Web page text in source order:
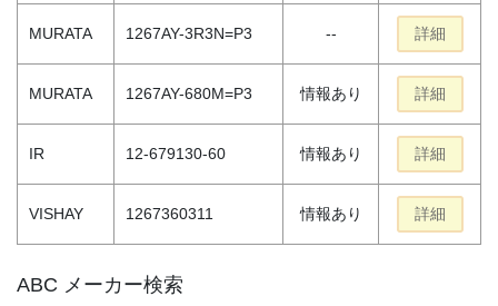
MURATA 1267AY-3R3N=P3 -- 詳細
MURATA 1267AY-680M=P3 情報あり 詳細
IR 12-679130-60 情報あり 詳細
VISHAY 1267360311 情報あり 詳細
ABC メーカー検索